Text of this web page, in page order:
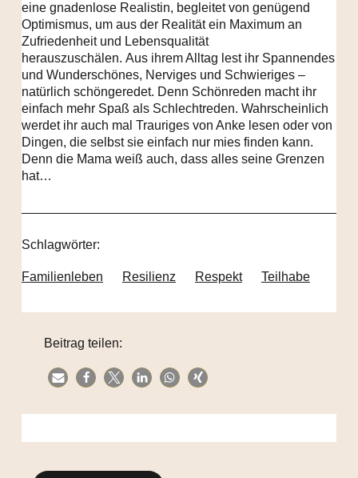
eine gnadenlose Realistin, begleitet von genügend
Optimismus, um aus der Realität ein Maximum an
Zufriedenheit und Lebensqualität
herauszuschälen. Aus ihrem Alltag lest ihr Spannendes
und Wunderschönes, Nerviges und Schwieriges –
natürlich schöngeredet. Denn Schönreden macht ihr
einfach mehr Spaß als Schlechtreden. Wahrscheinlich
werdet ihr auch mal Trauriges von Anke lesen oder von
Dingen, die selbst sie einfach nur mies finden kann.
Denn die Mama weiß auch, dass alles seine Grenzen
hat…
Schlagwörter:
Familienleben Resilienz Respekt Teilhabe
Beitrag teilen: